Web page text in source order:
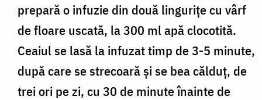
prepară o infuzie din două lingurițe cu vârf
de floare uscată, la 300 ml apă clocotită.
Ceaiul se lasă la infuzat timp de 3-5 minute,
după care se strecoară și se bea călduț, de
trei ori pe zi, cu 30 de minute înainte de